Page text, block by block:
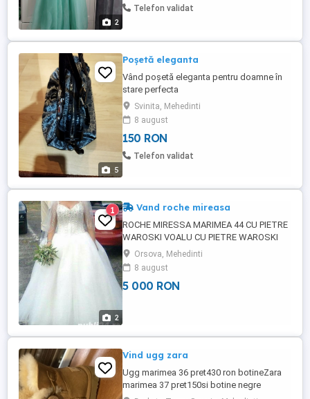
2
Telefon validat
5
Poșetă eleganta
Vând poșetă eleganta pentru doamne în
stare perfecta
Svinita, Mehedinti
8 august
150 RON
Telefon validat
2
1 Vand roche mireasa
ROCHE MIRESSA MARIMEA 44 CU PIETRE
WAROSKI VOALU CU PIETRE WAROSKI
Orsova, Mehedinti
8 august
5 000 RON
Vind ugg zara
Ugg marimea 36 pret430 ron botineZara
marimea 37 pret150si botine negre